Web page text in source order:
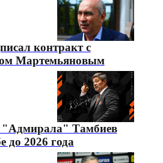
контракт с
Мартемьяновым
"Адмирала" Тамбиев
до 2026 года